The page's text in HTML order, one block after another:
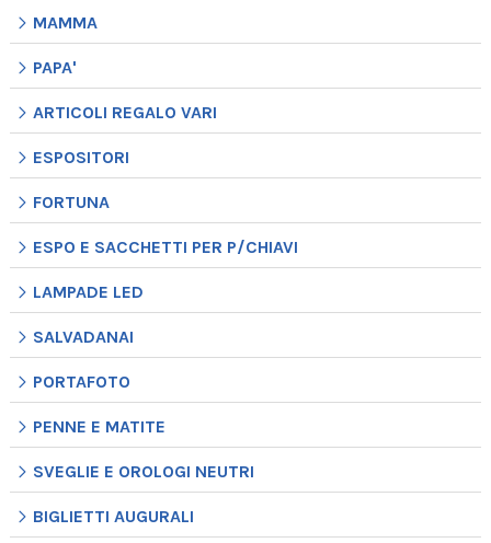
MAMMA
PAPA'
ARTICOLI REGALO VARI
ESPOSITORI
FORTUNA
ESPO E SACCHETTI PER P/CHIAVI
LAMPADE LED
SALVADANAI
PORTAFOTO
PENNE E MATITE
SVEGLIE E OROLOGI NEUTRI
BIGLIETTI AUGURALI